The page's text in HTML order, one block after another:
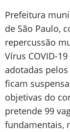
Prefeitura
de São Paulo,
repercussão
Vírus COVID-
adotadas
ficam
objetivas do
pretende 99
fundamentais,